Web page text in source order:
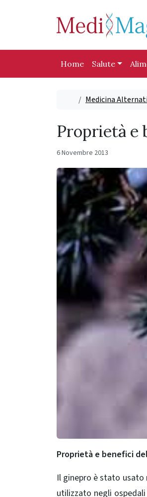
Home Salute
HomeMedicina
Proprietà e
6 Novembre 2013
Proprietà e benefici
Il ginepro è stato
utilizzato negli